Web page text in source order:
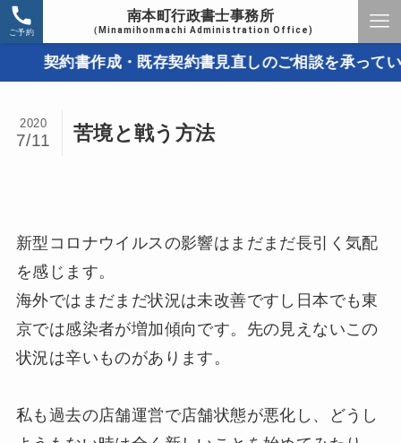
南本町行政書士事務所
（Minamihonmachi Administration Office)
ご予約
契約書作成・既存契約書見直しのご相談を承っていま
苦境と戦う方法
2020
7/11
新型コロナウイルスの影響はまだまだ長引く気配
を感じます。
海外ではまだまだ状況は未改善ですし日本でも東
京では感染者が増加傾向です。先の見えないこの
状況は辛いものがあります。
私も過去の店舗運営で店舗状態が悪化し、どうし